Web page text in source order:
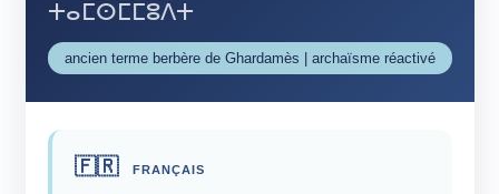
ⵜⴰⵎⵙⵎⵎⵓⴷⵜ
ancien terme berbère de Ghardamès | archaïsme réactivé
🇫🇷 FRANÇAIS